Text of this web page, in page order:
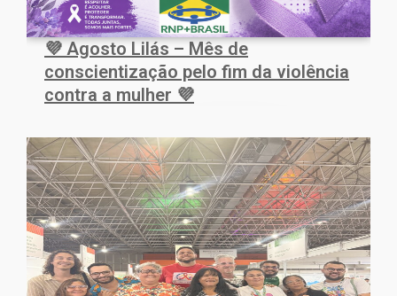
💜 Agosto Lilás – Mês de
conscientização pelo fim da violência
contra a mulher 💜